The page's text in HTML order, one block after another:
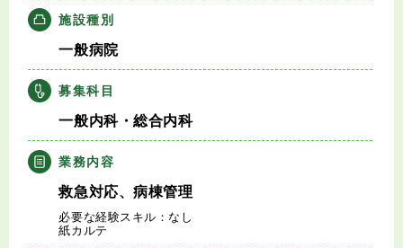
キャリアアドバイザー紹介
医師の求人・転職Q&A
知りたい・聞きたい
転職成功事例
医師の転職マニュアル
施設種別
一般病院
募集科目
一般内科・総合内科
業務内容
救急対応、病棟管理
必要な経験スキル：なし
紙カルテ